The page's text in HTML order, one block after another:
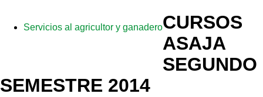
Servicios al agricultor y ganaderoCURSOS
ASAJA
SEGUNDO
SEMESTRE 2014